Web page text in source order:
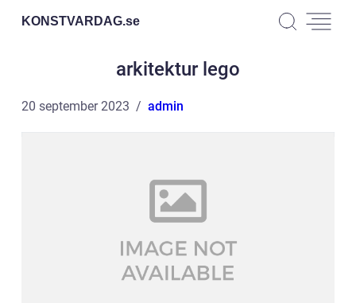
KONSTVARDAG.se
arkitektur lego
20 september 2023 admin